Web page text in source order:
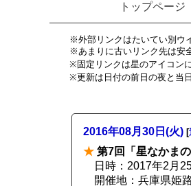
トップページ
※外部リンクはたいてい別ウ
※あまりに古いリンク先は安
※固定リンクは星のアイコン
※更新は日付の前日の夜と当
2016年08月30日(火) [
★ 第7回「星なかま
日時：2017年2月
開催地：兵庫県姫